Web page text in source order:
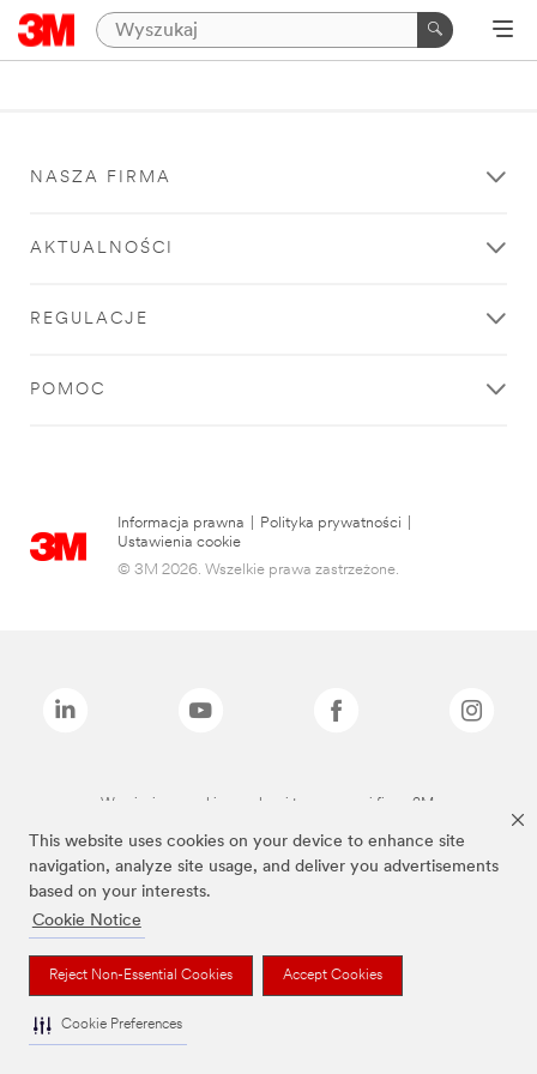
This website uses cookies on your device to enhance site
navigation, analyze site usage, and deliver you advertisements
based on your interests.
Cookie Notice
Reject Non-Essential Cookies Accept Cookies
Cookie Preferences
NASZA FIRMA
AKTUALNOŚCI
REGULACJE
POMOC
Informacja prawna Polityka prywatności
Ustawienia cookie
© 3M 2026. Wszelkie prawa zastrzeżone.
Wymienione marki są znakami towarowymi firmy 3M.